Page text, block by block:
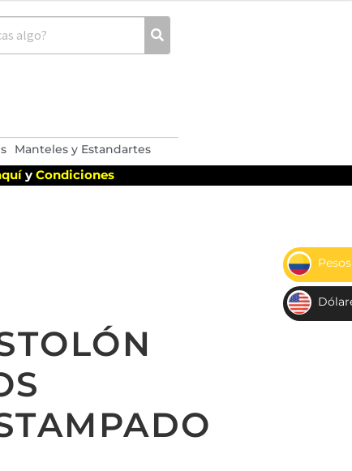
Manteles y Estandartes
y Condiciones
$
US